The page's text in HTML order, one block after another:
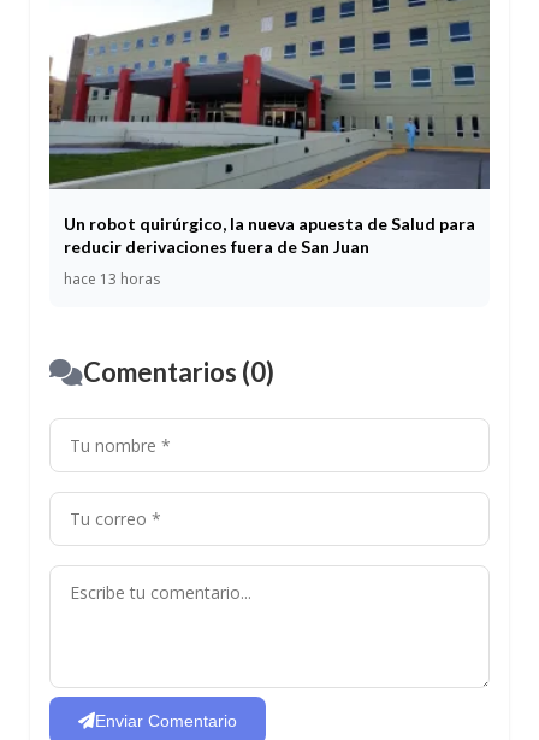
Un robot quirúrgico, la nueva apuesta de Salud para
reducir derivaciones fuera de San Juan
hace 13 horas
Comentarios (0)
Enviar Comentario